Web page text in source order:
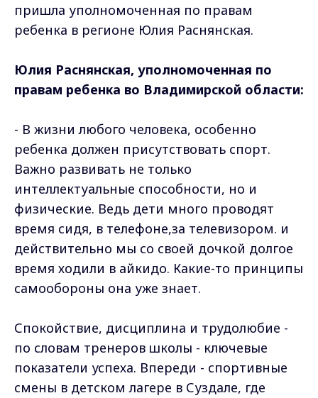
пришла уполномоченная по правам
ребенка в регионе Юлия Раснянская.
Юлия Раснянская, уполномоченная по
правам ребенка во Владимирской области:
- В жизни любого человека, особенно
ребенка должен присутствовать спорт.
Важно развивать не только
интеллектуальные способности, но и
физические. Ведь дети много проводят
время сидя, в телефоне,за телевизором. и
действительно мы со своей дочкой долгое
время ходили в айкидо. Какие-то принципы
самообороны она уже знает.
Спокойствие, дисциплина и трудолюбие -
по словам тренеров школы - ключевые
показатели успеха. Впереди - спортивные
смены в детском лагере в Суздале, где